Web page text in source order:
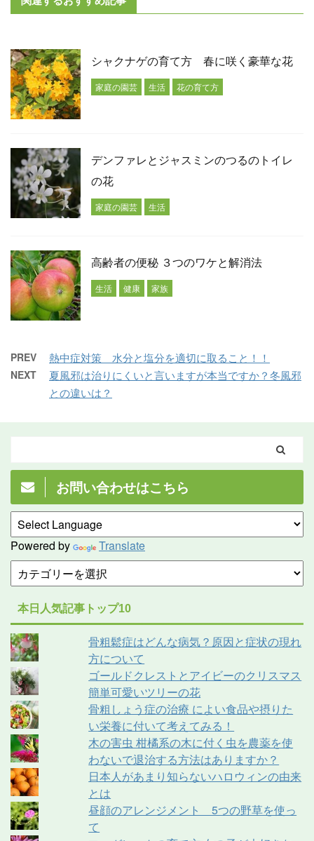
シャクナゲの育て方 春に咲く豪華な花
家庭の園芸 生活 花の育て方
デンファレとジャスミンのつるのトイレ
の花
家庭の園芸 生活
高齢者の便秘 ３つのワケと解消法
生活 健康 家族
PREV 熱中症対策 水分と塩分を適切に取ること！！
NEXT
夏風邪は治りにくいと言いますが本当ですか？冬風邪
との違いは？
お問い合わせはこちら
Powered by Translate
本日人気記事トップ10
骨粗鬆症はどんな病気？原因と症状の現れ
方について
ゴールドクレストとアイビーのクリスマス
簡単可愛いツリーの花
骨粗しょう症の治療 によい食品や摂りた
い栄養に付いて考えてみる！
木の害虫 柑橘系の木に付く虫を農薬を使
わないで退治する方法はありますか？
日本人があまり知らないハロウィンの由来
とは
昼顔のアレンジメント 5つの野草を使っ
て